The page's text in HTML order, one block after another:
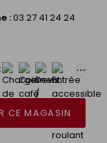
:03 27 41 24 24
CE MAGASIN